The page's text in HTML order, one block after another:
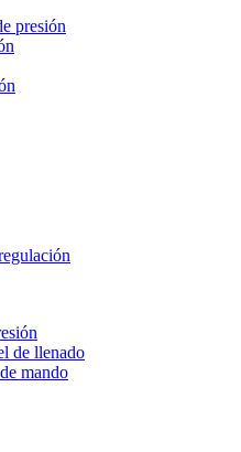
presión
de llenado
mando